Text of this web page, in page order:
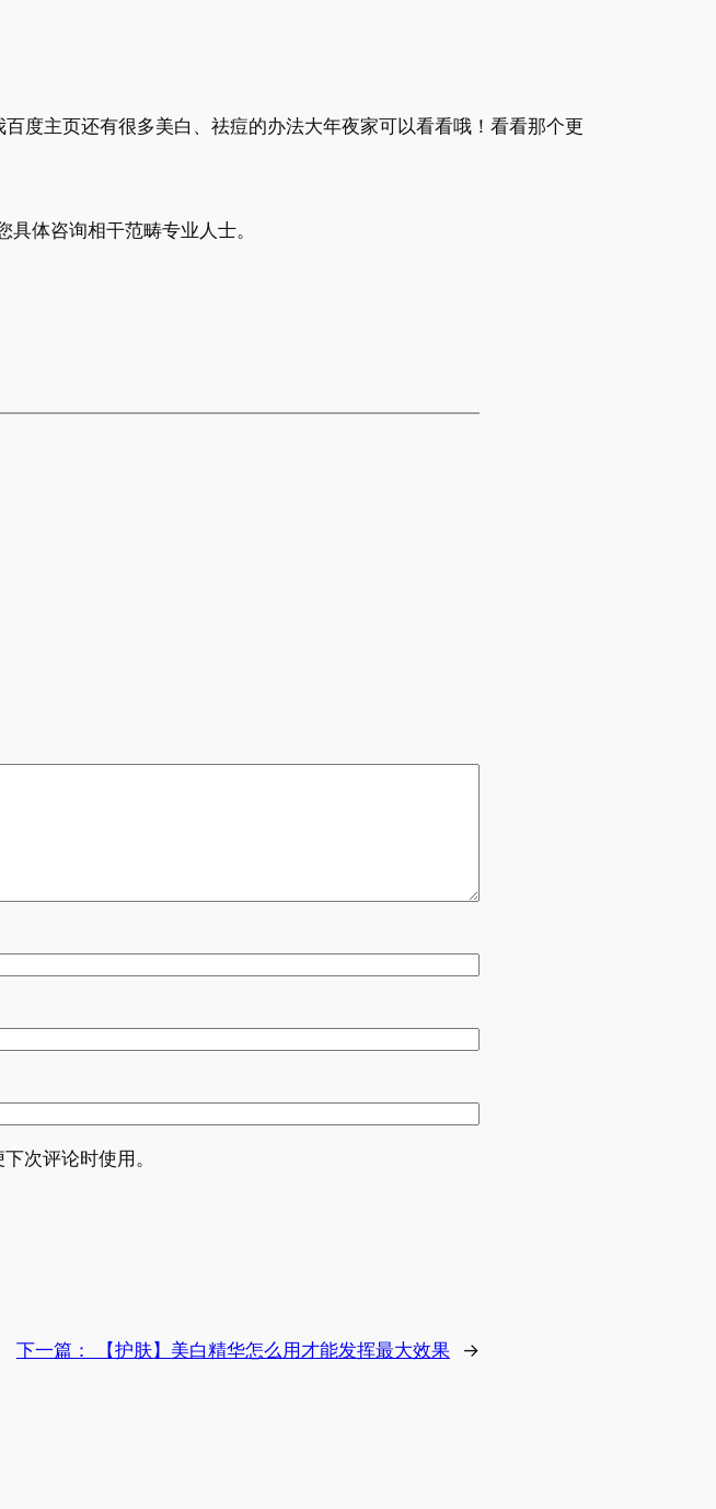
度主页还有很多美白、祛痘的办法大年夜家可以看看哦！看看那个更
体咨询相干范畴专业人士。
次评论时使用。
下一篇： 【护肤】美白精华怎么用才能发挥最大效果 →